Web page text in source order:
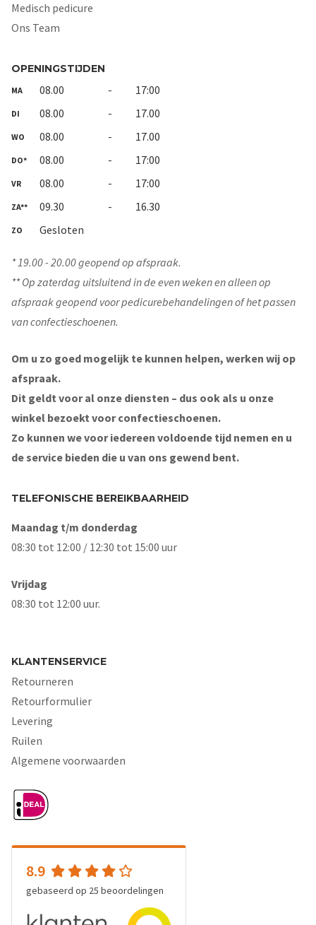
Medisch pedicure
Ons Team
OPENINGSTIJDEN
MA 08.00 - 17:00
DI 08.00 - 17.00
WO 08.00 - 17.00
DO* 08.00 - 17:00
VR 08.00 - 17:00
ZA** 09.30 - 16.30
ZO Gesloten
* 19.00 - 20.00 geopend op afspraak.
** Op zaterdag uitsluitend in de even weken en alleen op
afspraak geopend voor pedicurebehandelingen of het passen
van confectieschoenen.
Om u zo goed mogelijk te kunnen helpen, werken wij op
afspraak.
Dit geldt voor al onze diensten – dus ook als u onze
winkel bezoekt voor confectieschoenen.
Zo kunnen we voor iedereen voldoende tijd nemen en u
de service bieden die u van ons gewend bent.
TELEFONISCHE BEREIKBAARHEID
Maandag t/m donderdag
08:30 tot 12:00 / 12:30 tot 15:00 uur
Vrijdag
08:30 tot 12:00 uur.
KLANTENSERVICE
Retourneren
Retourformulier
Levering
Ruilen
Algemene voorwaarden
8.9
gebaseerd op 25 beoordelingen